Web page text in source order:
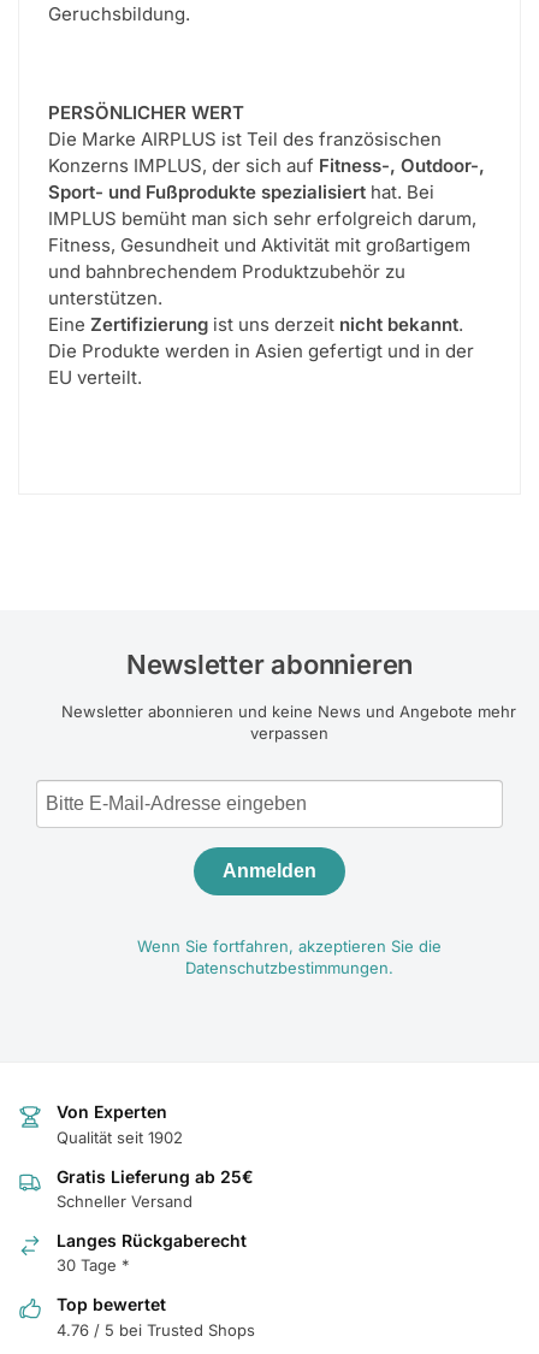
Geruchsbildung.
PERSÖNLICHER WERT
Die Marke AIRPLUS ist Teil des französischen
Konzerns IMPLUS, der sich auf Fitness-, Outdoor-,
Sport- und Fußprodukte spezialisiert hat. Bei
IMPLUS bemüht man sich sehr erfolgreich darum,
Fitness, Gesundheit und Aktivität mit großartigem
und bahnbrechendem Produktzubehör zu
unterstützen.
Eine Zertifizierung ist uns derzeit nicht bekannt.
Die Produkte werden in Asien gefertigt und in der
EU verteilt.
Newsletter abonnieren
Newsletter abonnieren und keine News und Angebote mehr
verpassen
Anmelden
Wenn Sie fortfahren, akzeptieren Sie die
Datenschutzbestimmungen.
Von Experten
Qualität seit 1902
Gratis Lieferung ab 25€
Schneller Versand
Langes Rückgaberecht
30 Tage *
Top bewertet
4.76 / 5 bei Trusted Shops